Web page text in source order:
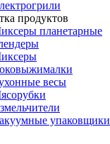
продуктов
планетарные
весы
упаковщики